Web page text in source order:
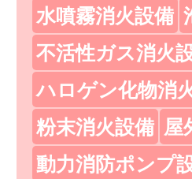
水噴霧消火設備
不活性ガス消火
ハロゲン化物消
粉末消火設備 屋
動力消防ポンプ